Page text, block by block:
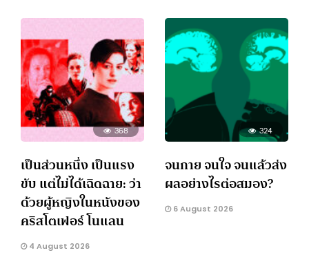
368
เป็นส่วนหนึ่ง เป็นแรง
ขับ แต่ไม่ได้เฉิดฉาย: ว่า
ด้วยผู้หญิงในหนังของ
คริสโตเฟอร์ โนแลน
4 August 2026
324
จนกาย จนใจ จนแล้วส่ง
ผลอย่างไรต่อสมอง?
6 August 2026